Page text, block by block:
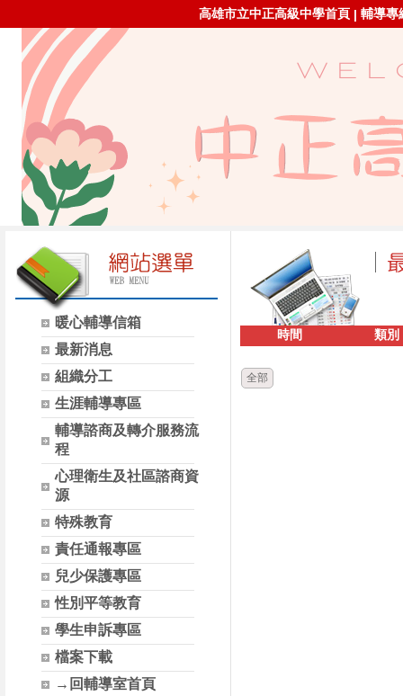
高雄市立中正高級中學首頁 | 輔導專
暖心輔導信箱
最新消息
組織分工
生涯輔導專區
輔導諮商及轉介服務流
程
心理衛生及社區諮商資
源
特殊教育
責任通報專區
兒少保護專區
性別平等教育
學生申訴專區
檔案下載
→回輔導室首頁
時間 類別
全部